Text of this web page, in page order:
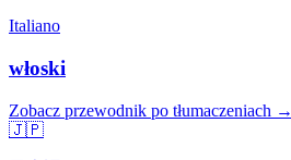
Italiano
włoski
Zobacz przewodnik po tłumaczeniach →
🇯🇵